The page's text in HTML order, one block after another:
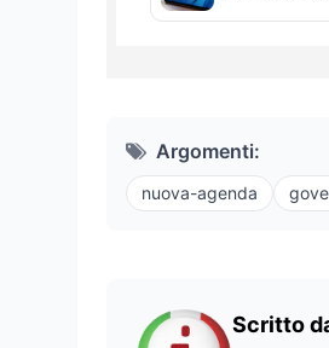
Argomenti:
nuova-agenda
Scritto